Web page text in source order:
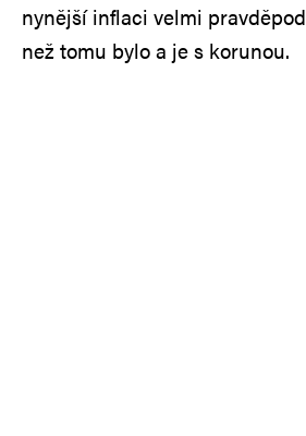
nynější inflaci velmi
než tomu bylo a je s korunou.